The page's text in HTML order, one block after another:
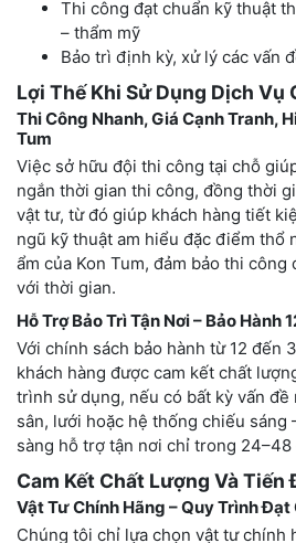
Thi công đạt chuẩn kỹ thuật
– thẩm mỹ
Bảo trì định kỳ, xử lý các vấn
Lợi Thế Khi Sử Dụng Dịch Vụ
Thi Công Nhanh, Giá Cạnh Tranh,
Tum
Việc sở hữu đội thi công tại chỗ
ngắn thời gian thi công, đồng thời
vật tư, từ đó giúp khách hàng tiết
ngũ kỹ thuật am hiểu đặc điểm thổ
ẩm của Kon Tum, đảm bảo thi
với thời gian.
Hỗ Trợ Bảo Trì Tận Nơi – Bảo Hành
Với chính sách bảo hành từ 12 đến
khách hàng được cam kết chất
trình sử dụng, nếu có bất kỳ vấn đề
sân, lưới hoặc hệ thống chiếu sáng
sàng hỗ trợ tận nơi chỉ trong 24–48
Cam Kết Chất Lượng Và Tiến
Vật Tư Chính Hãng – Quy Trình
Chúng tôi chỉ lựa chọn vật tư chính